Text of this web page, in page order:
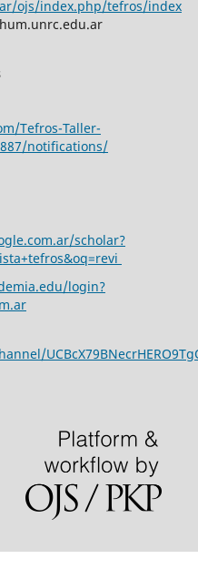
ojs/index.php/tefros/index
Tefros-Taller-
notifications/
scholar?
login?